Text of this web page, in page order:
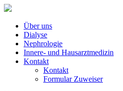
Über uns
Dialyse
Nephrologie
Innere- und Hausarztmedizin
Kontakt
Kontakt
Formular Zuweiser